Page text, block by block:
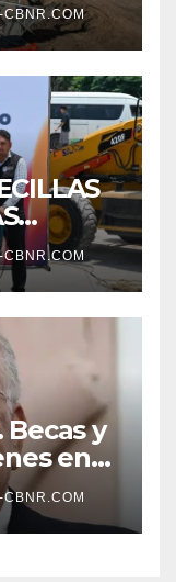
CBNR.COM
DE
y
en
plantea